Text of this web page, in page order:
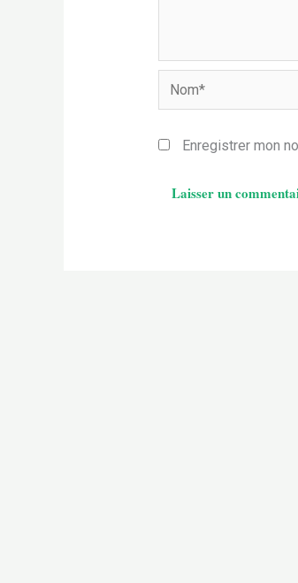
Nom*
Enregistrer mon